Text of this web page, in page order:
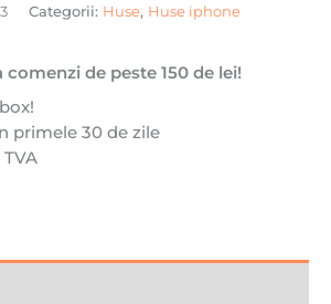
Categorii: Huse, Huse iphone
comenzi de peste 150 de lei!
primele 30 de zile